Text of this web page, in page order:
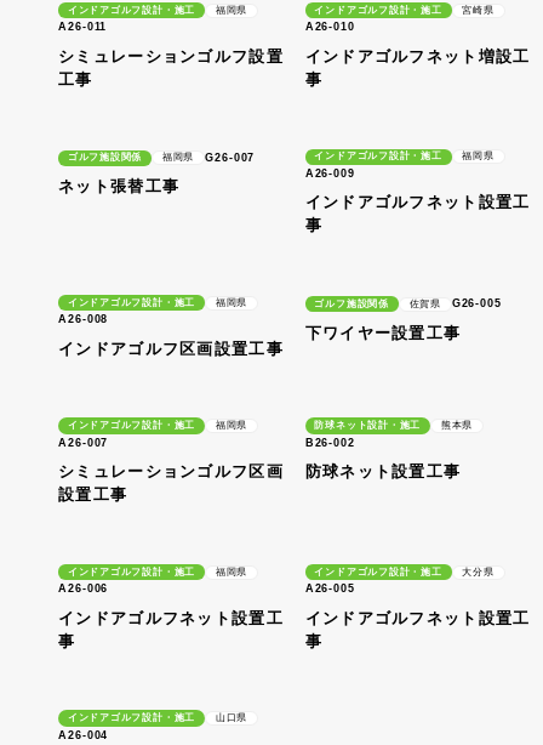
インドアゴルフ設計・施工 福岡県
A26-011
シミュレーションゴルフ設置
工事
インドアゴルフ設計・施工 宮崎県
A26-010
インドアゴルフネット増設工
事
ゴルフ施設関係 福岡県 G26-007
ネット張替工事
インドアゴルフ設計・施工 福岡県
A26-009
インドアゴルフネット設置工
事
インドアゴルフ設計・施工 福岡県
A26-008
インドアゴルフ区画設置工事
ゴルフ施設関係 佐賀県 G26-005
下ワイヤー設置工事
インドアゴルフ設計・施工 福岡県
A26-007
シミュレーションゴルフ区画
設置工事
防球ネット設計・施工 熊本県
B26-002
防球ネット設置工事
インドアゴルフ設計・施工 福岡県
A26-006
インドアゴルフネット設置工
事
インドアゴルフ設計・施工 大分県
A26-005
インドアゴルフネット設置工
事
インドアゴルフ設計・施工 山口県
A26-004